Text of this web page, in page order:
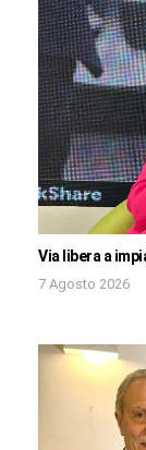
Via libera a
7 Agosto 2026